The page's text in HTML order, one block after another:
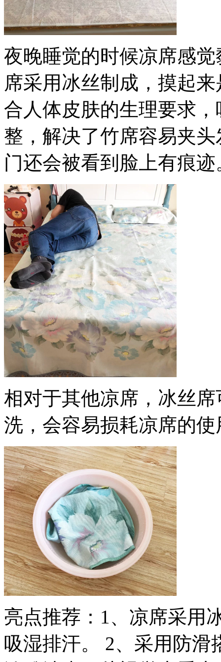
夜晚睡觉的时候凉席感
席采用冰丝制成，摸起
合人体皮肤的生理要求
整，解决了竹席容易夹
门还会被看到脸上有痕迹
相对于其他凉席，冰丝
洗，会容易损耗凉席的
亮点推荐：1、凉席采用
吸湿排汗。 2、采用防滑